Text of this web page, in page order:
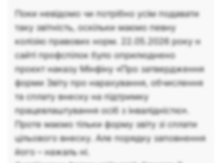
Поки невідомо чи потрібно усім подавати
таку звітність, оскільки маємо певну
колізію правових норм. 22.05.2026 року н
сайті профспілок було оприлюднено
проєкт наказу Мінфіну «Про затвердження
форми Звіту про нарахування, обчислення
та сплату внеску на підтримку
працевлаштування осіб з інвалідністю».
Проте маємо тільки форму звіту зі сплати
цільового внеску. Але порядку заповнення
його – нажаль ні.